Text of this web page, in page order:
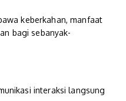
keberkahan, manfaat
bagi sebanyak-
interaksi langsung